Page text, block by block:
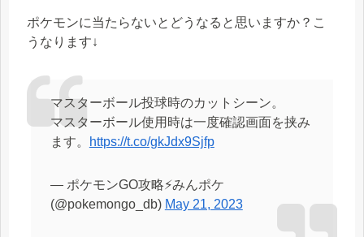
ポケモンに当たらないとどうなると思いますか？こ
うなります↓
マスターボール投球時のカットシーン。
マスターボール使用時は一度確認画面を挟み
ます。
https://t.co/gkJdx9Sjfp
— ポケモンGO攻略⚡みんポケ
(@pokemongo_db) May 21, 2023